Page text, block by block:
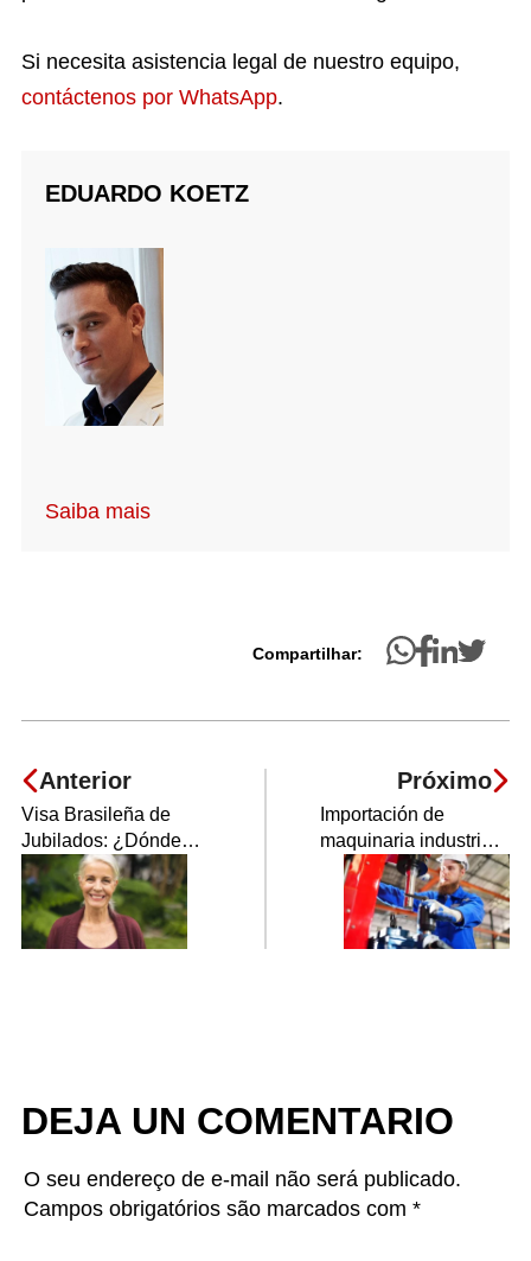
Si necesita asistencia legal de nuestro equipo,
contáctenos por WhatsApp.
EDUARDO KOETZ
Saiba mais
Compartilhar:
Anterior
Visa Brasileña de
Jubilados: ¿Dónde
pagar el impuesto?
Próximo
Importación de
maquinaria industrial
en Brasil
DEJA UN COMENTARIO
O seu endereço de e-mail não será publicado.
Campos obrigatórios são marcados com *